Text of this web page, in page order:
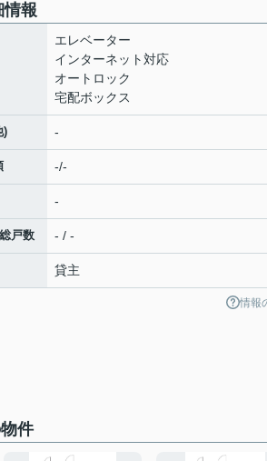
情報
エレベーター
インターネット対応
オートロック
宅配ボックス
) -
-/-
-
戸数 - / -
貸主
情報
件